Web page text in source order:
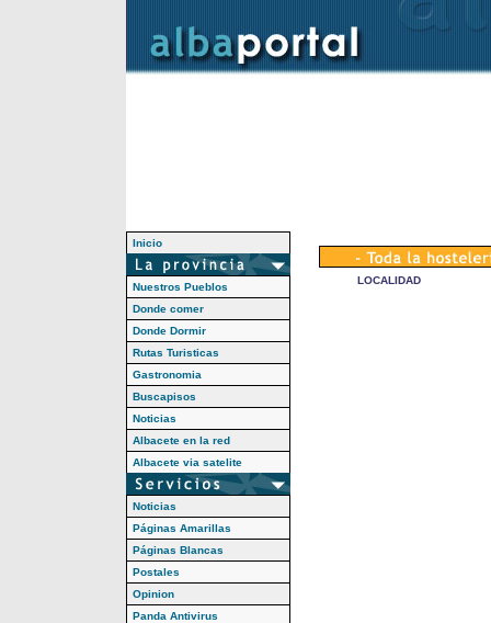
Inicio
Nuestros Pueblos
Donde comer
Donde Dormir
Rutas Turisticas
Gastronomia
Buscapisos
Noticias
Albacete en la red
Albacete via satelite
Noticias
Páginas Amarillas
Páginas Blancas
Postales
Opinion
Panda Antivirus
LOCALIDAD